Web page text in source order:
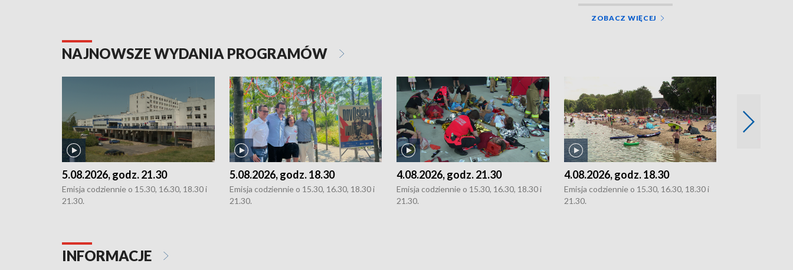
ZOBACZ WIĘCEJ
NAJNOWSZE WYDANIA PROGRAMÓW
5.08.2026, godz. 21.30
Emisja codziennie o 15.30, 16.30, 18.30 i
21.30.
5.08.2026, godz. 18.30
Emisja codziennie o 15.30, 16.30, 18.30 i
21.30.
4.08.2026, godz. 21.30
Emisja codziennie o 15.30, 16.30, 18.30 i
21.30.
4.08.2026, godz. 18.30
Emisja codziennie o 15.30, 16.30, 18.30 i
21.30.
INFORMACJE